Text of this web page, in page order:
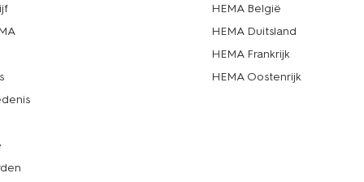
HEMA België
HEMA Duitsland
HEMA Frankrijk
HEMA Oostenrijk